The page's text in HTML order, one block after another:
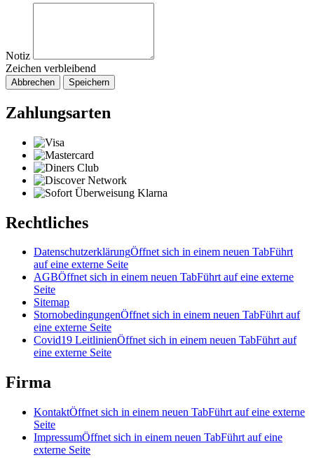
Notiz
Zeichen verbleibend
Abbrechen Speichern
Zahlungsarten
Rechtliches
DatenschutzerklärungÖffnet sich in einem neuen TabFührt
auf eine externe Seite
AGBÖffnet sich in einem neuen TabFührt auf eine externe
Seite
Sitemap
StornobedingungenÖffnet sich in einem neuen TabFührt auf
eine externe Seite
Covid19 LeitlinienÖffnet sich in einem neuen TabFührt auf
eine externe Seite
Firma
KontaktÖffnet sich in einem neuen TabFührt auf eine externe
Seite
ImpressumÖffnet sich in einem neuen TabFührt auf eine
externe Seite